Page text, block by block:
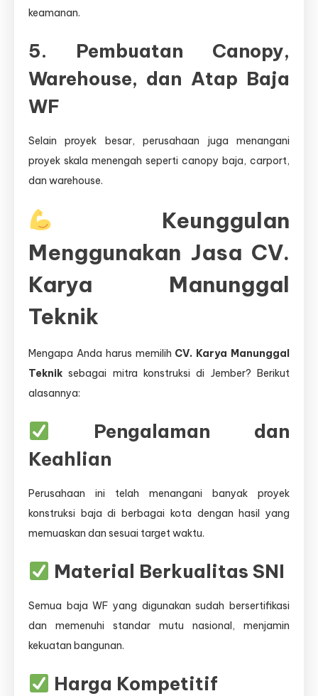
keamanan.
5. Pembuatan Canopy,
Warehouse, dan Atap Baja
WF
Selain proyek besar, perusahaan juga menangani
proyek skala menengah seperti canopy baja, carport,
dan warehouse.
Keunggulan
Menggunakan Jasa CV.
Karya Manunggal
Teknik
Mengapa Anda harus memilih CV. Karya Manunggal
Teknik sebagai mitra konstruksi di Jember? Berikut
alasannya:
Pengalaman dan
Keahlian
Perusahaan ini telah menangani banyak proyek
konstruksi baja di berbagai kota dengan hasil yang
memuaskan dan sesuai target waktu.
Material Berkualitas SNI
Semua baja WF yang digunakan sudah bersertifikasi
dan memenuhi standar mutu nasional, menjamin
kekuatan bangunan.
Harga Kompetitif